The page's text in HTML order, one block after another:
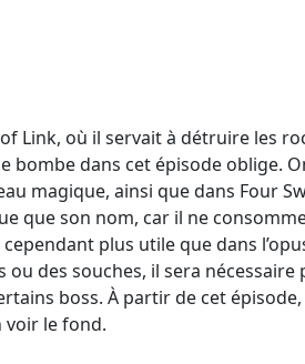
Link, où il servait à détruire les
bombe dans cet épisode oblige.
magique, ainsi que dans Four
que son nom, car il ne
plus utile que dans
des souches, il sera nécessaire
boss. À partir de cet épisode,
voir le fond.